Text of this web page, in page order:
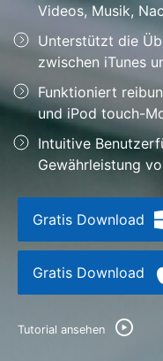
Support
Full Toolkit anzeigen >
Ressourcen & Lernen
Hilfe und
DOWNLOAD
Suchen
Videos, Musik,
Unterstützt die
zwischen iTunes
Funktioniert
und iPod touch-
Intuitive
Gewährleistung
Gratis Download
Gratis Download
Tutorial ansehen